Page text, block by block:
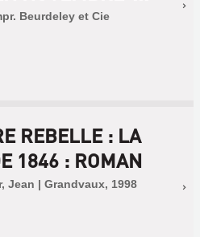
Beurdeley et Cie
REBELLE : LA
1846 : ROMAN
Jean | Grandvaux, 1998